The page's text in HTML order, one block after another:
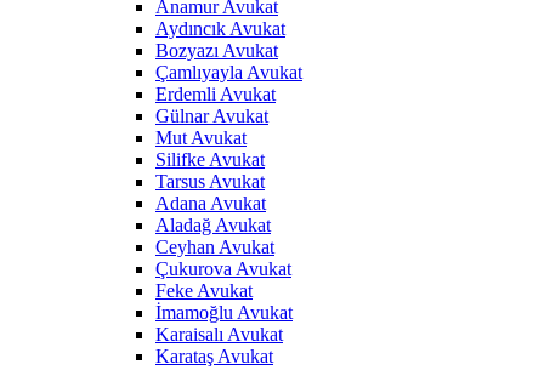
Anamur Avukat
Aydıncık Avukat
Bozyazı Avukat
Çamlıyayla Avukat
Erdemli Avukat
Gülnar Avukat
Mut Avukat
Silifke Avukat
Tarsus Avukat
Adana Avukat
Aladağ Avukat
Ceyhan Avukat
Çukurova Avukat
Feke Avukat
İmamoğlu Avukat
Karaisalı Avukat
Karataş Avukat